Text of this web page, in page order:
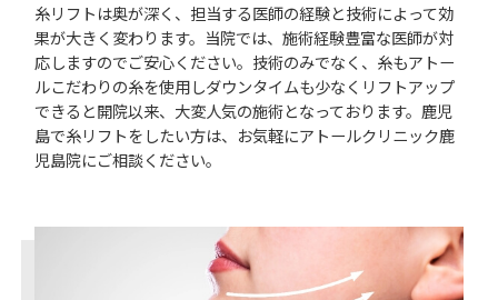
糸リフトは奥が深く、担当する医師の経験と技術によって効
果が大きく変わります。当院では、施術経験豊富な医師が対
応しますのでご安心ください。技術のみでなく、糸もアトー
ルこだわりの糸を使用しダウンタイムも少なくリフトアップ
できると開院以来、大変人気の施術となっております。鹿児
島で糸リフトをしたい方は、お気軽にアトールクリニック鹿
児島院にご相談ください。